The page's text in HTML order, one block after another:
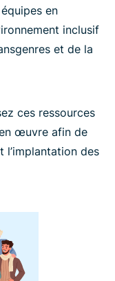
en
inclusif
et de la
ces ressources
œuvre afin de
des